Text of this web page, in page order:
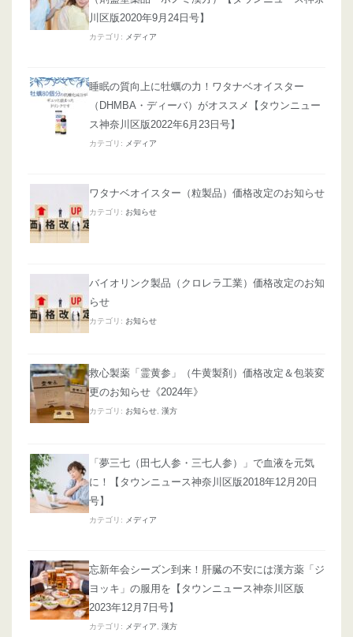
川区版2020年9月24日号】
カテゴリ: メディア
睡眠の質向上に牡蠣の力！ワタナベオイスター
（DHMBA・ディーバ）がオススメ【タウンニュー
ス神奈川区版2022年6月23日号】
カテゴリ: メディア
ワタナベオイスター（粒製品）価格改定のお知らせ
カテゴリ: お知らせ
バイオリンク製品（クロレラ工業）価格改定のお知
らせ
カテゴリ: お知らせ
救心製薬「霊黄参」（牛黄製剤）価格改定＆包装変
更のお知らせ《2024年》
カテゴリ: お知らせ 漢方
「夢三七（田七人参・三七人参）」で血液を元気
に！【タウンニュース神奈川区版2018年12月20日
号】
カテゴリ: メディア
忘新年会シーズン到来！肝臓の不安には漢方薬「ジ
ヨッキ」の服用を【タウンニュース神奈川区版
2023年12月7日号】
カテゴリ: メディア 漢方